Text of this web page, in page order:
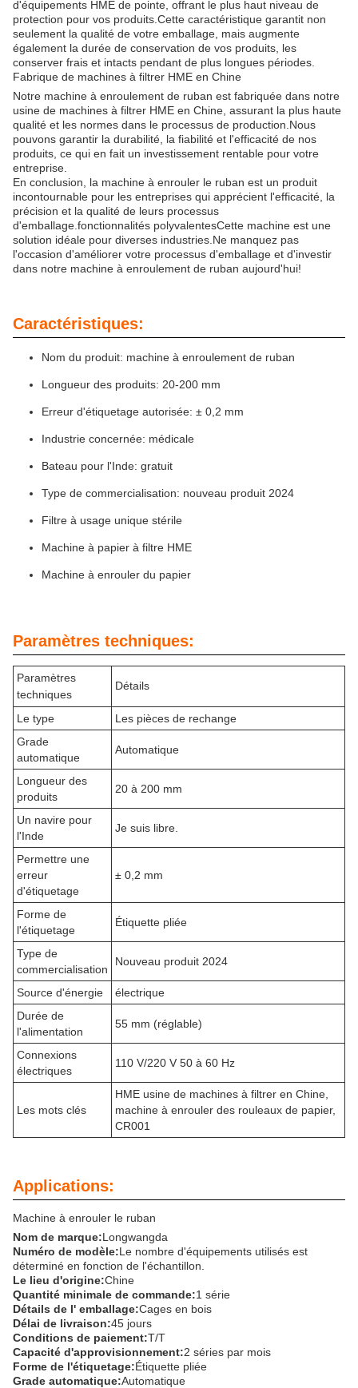
d'équipements HME de pointe, offrant le plus haut niveau de
protection pour vos produits.Cette caractéristique garantit non
seulement la qualité de votre emballage, mais augmente
également la durée de conservation de vos produits, les
conserver frais et intacts pendant de plus longues périodes.
Fabrique de machines à filtrer HME en Chine
Notre machine à enroulement de ruban est fabriquée dans notre
usine de machines à filtrer HME en Chine, assurant la plus haute
qualité et les normes dans le processus de production.Nous
pouvons garantir la durabilité, la fiabilité et l'efficacité de nos
produits, ce qui en fait un investissement rentable pour votre
entreprise.
En conclusion, la machine à enrouler le ruban est un produit
incontournable pour les entreprises qui apprécient l'efficacité, la
précision et la qualité de leurs processus
d'emballage.fonctionnalités polyvalentesCette machine est une
solution idéale pour diverses industries.Ne manquez pas
l'occasion d'améliorer votre processus d'emballage et d'investir
dans notre machine à enroulement de ruban aujourd'hui!
Caractéristiques:
Nom du produit: machine à enroulement de ruban
Longueur des produits: 20-200 mm
Erreur d'étiquetage autorisée: ± 0,2 mm
Industrie concernée: médicale
Bateau pour l'Inde: gratuit
Type de commercialisation: nouveau produit 2024
Filtre à usage unique stérile
Machine à papier à filtre HME
Machine à enrouler du papier
Paramètres techniques:
Paramètres
techniques
Détails
Le type
Les pièces de rechange
Grade
automatique
Automatique
Longueur des
produits
20 à 200 mm
Un navire pour
l'Inde
Je suis libre.
Permettre une
erreur
d'étiquetage
± 0,2 mm
Forme de
l'étiquetage
Étiquette pliée
Type de
commercialisation
Nouveau produit 2024
Source d'énergie
électrique
Durée de
l'alimentation
55 mm (réglable)
Connexions
électriques
110 V/220 V 50 à 60 Hz
Les mots clés
HME usine de machines à filtrer en Chine,
machine à enrouler des rouleaux de papier,
CR001
Applications:
Machine à enrouler le ruban
Nom de marque:Longwangda
Numéro de modèle:Le nombre d'équipements utilisés est
déterminé en fonction de l'échantillon.
Le lieu d'origine:Chine
Quantité minimale de commande:1 série
Détails de l' emballage:Cages en bois
Délai de livraison:45 jours
Conditions de paiement:T/T
Capacité d'approvisionnement:2 séries par mois
Forme de l'étiquetage:Étiquette pliée
Grade automatique:Automatique